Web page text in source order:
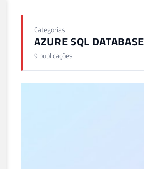
Categorias
AZURE SQL DATABASE
9 publicações